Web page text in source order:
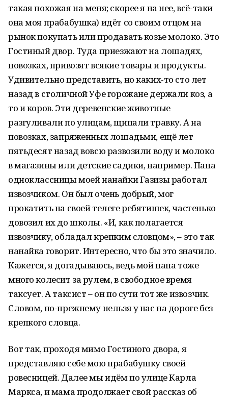
такая похожая на меня; скорее я на нее, всё-таки
она моя прабабушка) идёт со своим отцом на
рынок покупать или продавать козье молоко. Это
Гостиный двор. Туда приезжают на лошадях,
повозках, привозят всякие товары и продукты.
Удивительно представить, но каких-то сто лет
назад в столичной Уфе горожане держали коз, а
то и коров. Эти деревенские животные
разгуливали по улицам, щипали травку. А на
повозках, запряженных лошадьми, ещё лет
пятьдесят назад вовсю развозили воду и молоко
в магазины или детские садики, например. Папа
одноклассницы моей нанайки Газизы работал
извозчиком. Он был очень добрый, мог
прокатить на своей телеге ребятишек, частенько
довозил их до школы. «И, как полагается
извозчику, обладал крепким словцом», – это так
нанайка говорит. Интересно, что бы это значило.
Кажется, я догадываюсь, ведь мой папа тоже
много колесит за рулем, в свободное время
таксует. А таксист – он по сути тот же извозчик.
Словом, по-прежнему нельзя у нас на дороге без
крепкого словца.
Вот так, проходя мимо Гостиного двора, я
представляю себе мою прабабушку своей
ровесницей. Далее мы идём по улице Карла
Маркса, и мама продолжает свой рассказ об